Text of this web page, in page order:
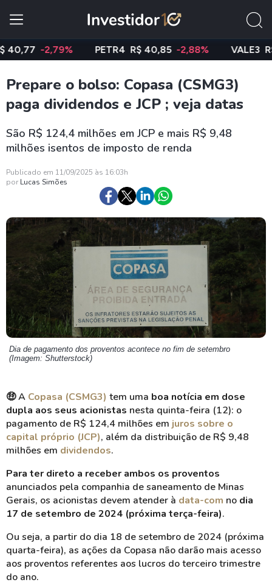
-2,79% PETR4 R$ 40,85 -2,88% VALE3 R$
Prepare o bolso: Copasa (CSMG3)
paga dividendos e JCP ; veja datas
São R$ 124,4 milhões em JCP e mais R$ 9,48
milhões isentos de imposto de renda
Publicado em 11/09/2025 às 16:03h
por Lucas Simões
Dia de pagamento dos proventos acontece no fim de setembro
(Imagem: Shutterstock)
🤑 A Copasa (CSMG3) tem uma boa notícia em dose
dupla aos seus acionistas nesta quinta-feira (12): o
pagamento de R$ 124,4 milhões em juros sobre o
capital próprio (JCP), além da distribuição de R$ 9,48
milhões em dividendos.
Para ter direto a receber ambos os proventos
anunciados pela companhia de saneamento de Minas
Gerais, os acionistas devem atender à data-com no dia
17 de setembro de 2024 (próxima terça-feira).
Ou seja, a partir do dia 18 de setembro de 2024 (próxima
quarta-feira), as ações da Copasa não darão mais acesso
aos proventos referentes aos lucros do terceiro trimestre
do ano.